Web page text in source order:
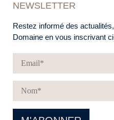
NEWSLETTER
Restez informé des
Domaine en vous inscrivant